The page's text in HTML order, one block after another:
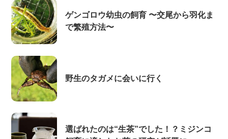
ゲンゴロウ幼虫の飼育 〜交尾から羽化ま
で繁殖方法〜
野生のタガメに会いに行く
選ばれたのは“生茶”でした！？ミジンコ